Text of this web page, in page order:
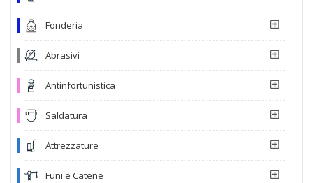
Fonderia
Abrasivi
Antinfortunistica
Saldatura
Attrezzature
Funi e Catene